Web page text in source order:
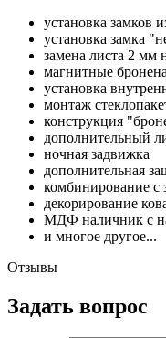
установка замков
установка замка
замена листа 2
магнитные
установка
монтаж
конструкция
дополнительный
ночная задвижка
дополнительная
комбинирование с
декорирование
МДФ наличник с
и многое другое...
Отзывы
Задать вопрос